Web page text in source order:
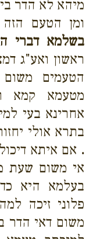
מיהא לא הדר
ומן הטעם
בשלמא דברי
ראשון ואע"ג
הטעמים
מטעמא קמא
אחרינא בעי
בתרא אולי
. אם איתא
אי משום שעת
בעלמא היא
פלוני זיכה
משום דאי הדר